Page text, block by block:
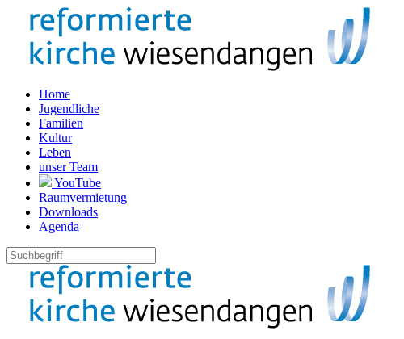
Home
Jugendliche
Familien
Kultur
Leben
unser Team
YouTube
Raumvermietung
Downloads
Agenda